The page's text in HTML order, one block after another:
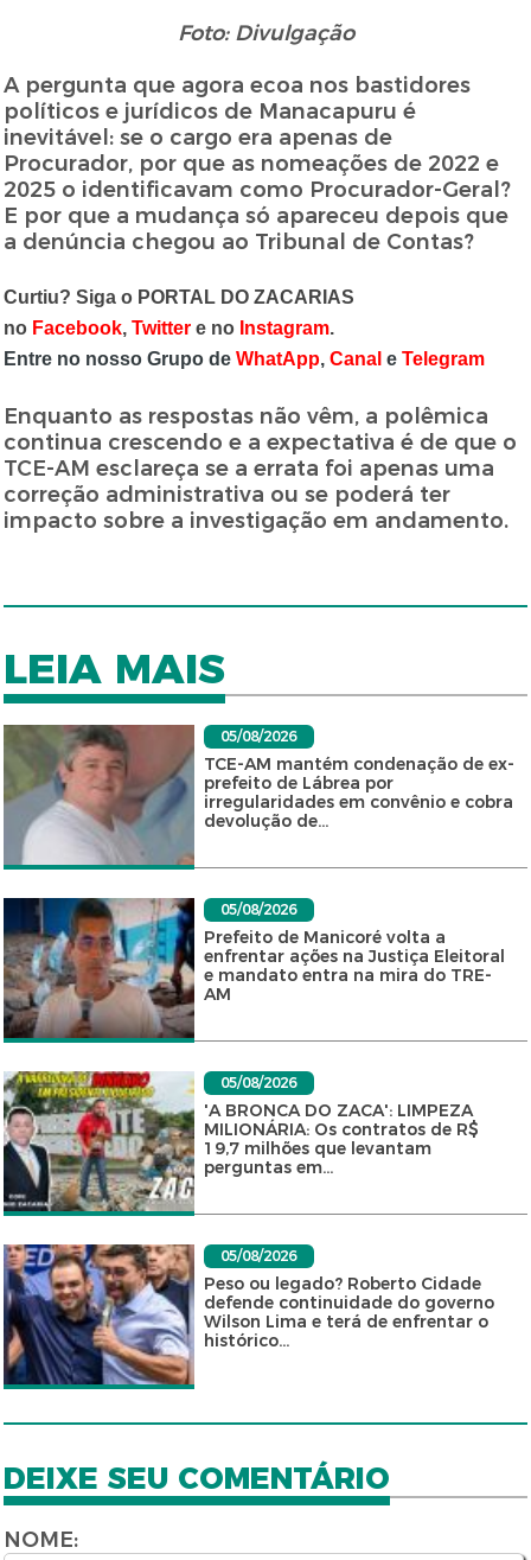
Foto: Divulgação
A pergunta que agora ecoa nos bastidores
políticos e jurídicos de Manacapuru é
inevitável: se o cargo era apenas de
Procurador, por que as nomeações de 2022 e
2025 o identificavam como Procurador-Geral?
E por que a mudança só apareceu depois que
a denúncia chegou ao Tribunal de Contas?
Curtiu? Siga o PORTAL DO ZACARIAS
no Facebook,Twitter e no Instagram.
Entre no nosso Grupo deWhatApp,Canal eTelegram
Enquanto as respostas não vêm, a polêmica
continua crescendo e a expectativa é de que o
TCE-AM esclareça se a errata foi apenas uma
correção administrativa ou se poderá ter
impacto sobre a investigação em andamento.
LEIA MAIS
05/08/2026
TCE-AM mantém condenação de ex-
prefeito de Lábrea por
irregularidades em convênio e cobra
devolução de...
05/08/2026
Prefeito de Manicoré volta a
enfrentar ações na Justiça Eleitoral
e mandato entra na mira do TRE-
AM
05/08/2026
'A BRONCA DO ZACA': LIMPEZA
MILIONÁRIA: Os contratos de R$
19,7 milhões que levantam
perguntas em...
05/08/2026
Peso ou legado? Roberto Cidade
defende continuidade do governo
Wilson Lima e terá de enfrentar o
histórico...
DEIXE SEU COMENTÁRIO
NOME: